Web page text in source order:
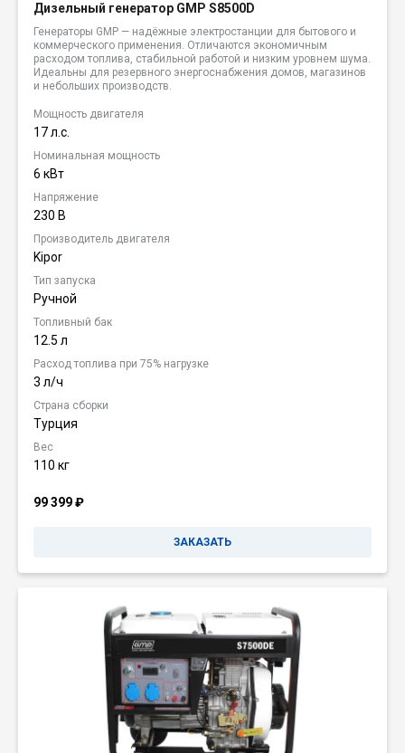
Дизельный генератор GMP S8500D
Генераторы GMP — надёжные электростанции для бытового и
коммерческого применения. Отличаются экономичным
расходом топлива, стабильной работой и низким уровнем шума.
Идеальны для резервного энергоснабжения домов, магазинов
и небольших производств.
Мощность двигателя
17 л.с.
Номинальная мощность
6 кВт
Напряжение
230 В
Производитель двигателя
Kipor
Тип запуска
Ручной
Топливный бак
12.5 л
Расход топлива при 75% нагрузке
3 л/ч
Страна сборки
Турция
Вес
110 кг
99 399₽
ЗАКАЗАТЬ